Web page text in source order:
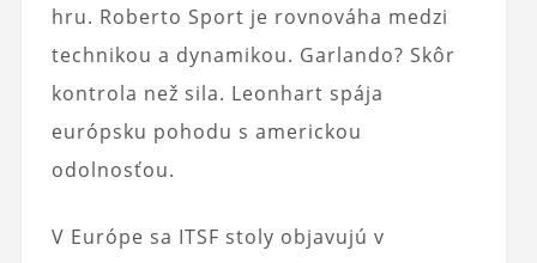
hru. Roberto Sport je rovnováha medzi
technikou a dynamikou. Garlando? Skôr
kontrola než sila. Leonhart spája
európsku pohodu s americkou
odolnosťou.
V Európe sa ITSF stoly objavujú v